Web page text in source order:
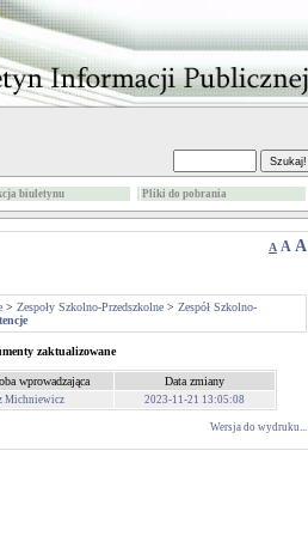
biuletynu Pliki do pobrania
A A A
> Zespoły Szkolno-Przedszkolne > Zespół Szkolno-
zaktualizowane
wprowadzająca Data zmiany
Michniewicz 2023-11-21 13:05:08
Wersja do wydruku...